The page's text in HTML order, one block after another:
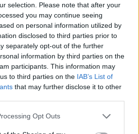
selection. Please note that after your
you may continue seeing
on personal information utilized by
disclosed to third parties prior to
separately opt-out of the further
information by third parties on the
participants. This information may
to third parties on the IAB’s List of
that may further disclose it to other
Opt Outs